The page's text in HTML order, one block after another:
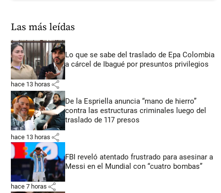
Las más leídas
Lo que se sabe del traslado de Epa Colombia
a cárcel de Ibagué por presuntos privilegios
hace 13 horas share
De la Espriella anuncia “mano de hierro”
contra las estructuras criminales luego del
traslado de 117 presos
hace 13 horas share
FBI reveló atentado frustrado para asesinar a
Messi en el Mundial con “cuatro bombas”
hace 7 horas share